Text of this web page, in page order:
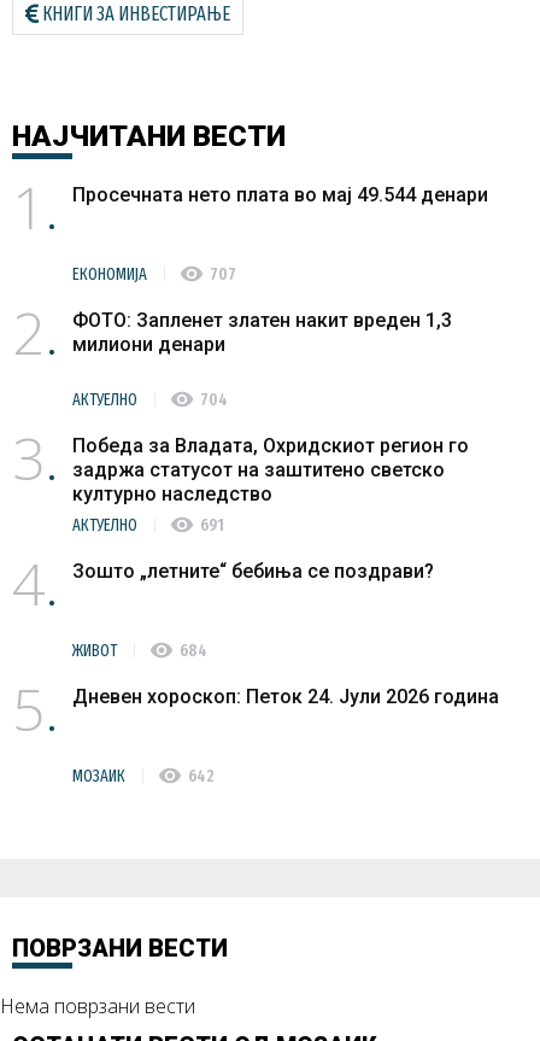
КНИГИ ЗА ИНВЕСТИРАЊЕ
НАЈЧИТАНИ ВЕСТИ
1 Просечната нето плата во мај 49.544 денари
ЕКОНОМИЈА visibility 707
2
ФОТО: Запленет златен накит вреден 1,3
милиони денари
АКТУЕЛНО visibility 704
3
Победа за Владата, Охридскиот регион го
задржа статусот на заштитено светско
културно наследство
АКТУЕЛНО visibility 691
4 Зошто „летните“ бебиња се поздрави?
ЖИВОТ visibility 684
5 Дневен хороскоп: Петок 24. Јули 2026 година
МОЗАИК visibility 642
ПОВРЗАНИ ВЕСТИ
Нема поврзани вести